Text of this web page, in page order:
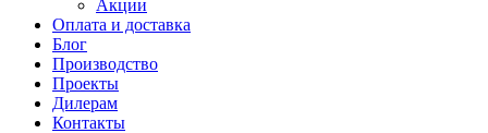
Акции
Оплата и доставка
Блог
Производство
Проекты
Дилерам
Контакты